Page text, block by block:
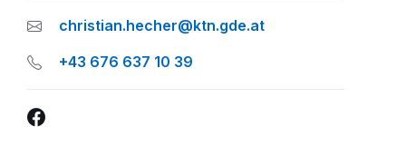
christian.hecher@ktn.gde.at
+43 676 637 10 39
Facebook